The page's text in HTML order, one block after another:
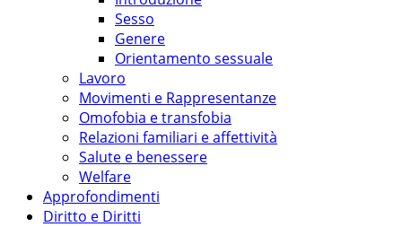
Sesso
Genere
Orientamento sessuale
Lavoro
Movimenti e Rappresentanze
Omofobia e transfobia
Relazioni familiari e affettività
Salute e benessere
Welfare
Approfondimenti
Diritto e Diritti